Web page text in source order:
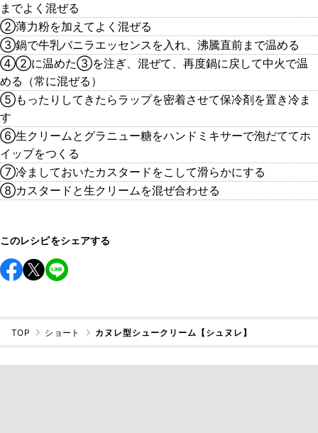
までよく混ぜる
②薄力粉を加えてよく混ぜる
③鍋で牛乳バニラエッセンスを入れ、沸騰直前まで温める
④②に温めた③を注ぎ、混ぜて、再度鍋に戻して中火で温
める（常に混ぜる）
⑤もったりしてきたらラップを密着させて保冷剤を置き冷ま
す
⑥生クリームとグラニュー糖をハンドミキサーで泡だててホ
イップをつくる
⑦冷ましておいたカスタードをこして滑らかにする
⑧カスタードと生クリームを混ぜ合わせる
このレシピをシェアする
TOP ショート カヌレ型シュークリーム【シュヌレ】